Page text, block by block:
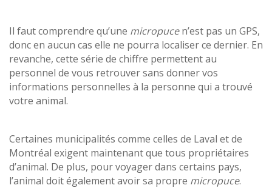
Il faut comprendre qu’une micropucen’est pas un GPS,
donc en aucun cas elle ne pourra localiser ce dernier. En
revanche, cette série de chiffre permettent au
personnel de vous retrouver sans donner vos
informations personnelles à la personne qui a trouvé
votre animal.
Certaines municipalités comme celles de Laval et de
Montréal exigent maintenant que tous propriétaires
d’animal. De plus, pour voyager dans certains pays,
l’animal doit également avoir sa propre micropuce.